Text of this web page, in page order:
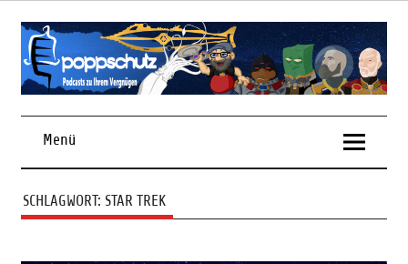
Skip
contentPodcasts zu Ihrem Vergnügen
Menü
SCHLAGWORT: STAR TREK